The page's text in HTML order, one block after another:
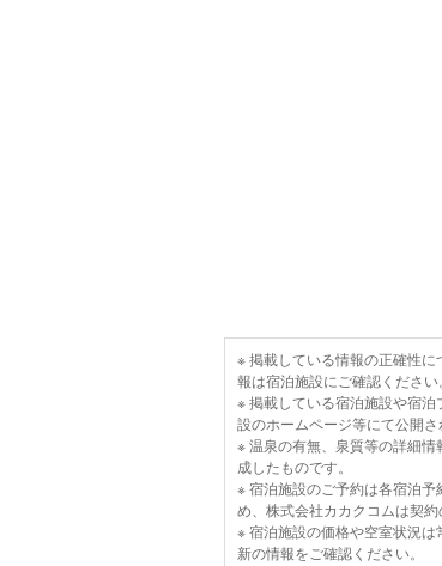
※ 掲載している情報の正確性
報は宿泊施設にご確認ください。
※ 掲載している宿泊施設や宿
設のホームページ等にて公開
※ 温泉の有無、泉質等の詳細
成したものです。
※ 宿泊施設のご予約は各宿泊
め、株式会社カカクコムは契
※ 宿泊施設の価格や空室状況
新の情報をご確認ください。